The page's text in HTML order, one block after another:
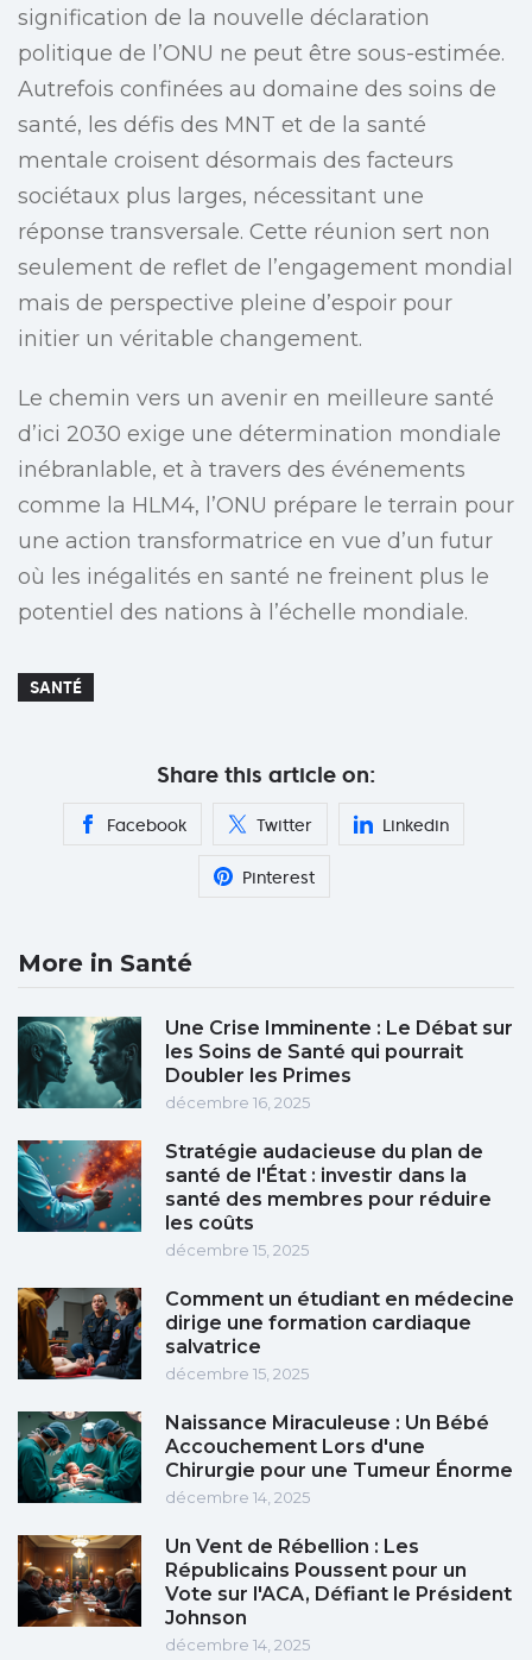
signification de la nouvelle déclaration
politique de l’ONU ne peut être sous-estimée.
Autrefois confinées au domaine des soins de
santé, les défis des MNT et de la santé
mentale croisent désormais des facteurs
sociétaux plus larges, nécessitant une
réponse transversale. Cette réunion sert non
seulement de reflet de l’engagement mondial
mais de perspective pleine d’espoir pour
initier un véritable changement.
Le chemin vers un avenir en meilleure santé
d’ici 2030 exige une détermination mondiale
inébranlable, et à travers des événements
comme la HLM4, l’ONU prépare le terrain pour
une action transformatrice en vue d’un futur
où les inégalités en santé ne freinent plus le
potentiel des nations à l’échelle mondiale.
SANTÉ
Share this article on:
Facebook Twitter Linkedin
Pinterest
More in Santé
Une Crise Imminente : Le Débat sur
les Soins de Santé qui pourrait
Doubler les Primes
décembre 16, 2025
Stratégie audacieuse du plan de
santé de l'État : investir dans la
santé des membres pour réduire
les coûts
décembre 15, 2025
Comment un étudiant en médecine
dirige une formation cardiaque
salvatrice
décembre 15, 2025
Naissance Miraculeuse : Un Bébé
Accouchement Lors d'une
Chirurgie pour une Tumeur Énorme
décembre 14, 2025
Un Vent de Rébellion : Les
Républicains Poussent pour un
Vote sur l'ACA, Défiant le Président
Johnson
décembre 14, 2025